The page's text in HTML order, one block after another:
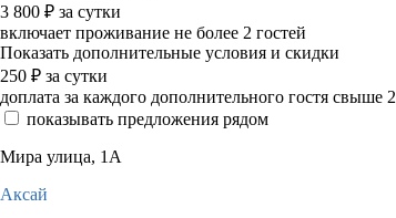
3 800 ₽ за сутки
включает проживание не более 2 гостей
Показать дополнительные условия и скидки
250 ₽ за сутки
доплата за каждого дополнительного гостя свыше 2
показывать предложения рядом
Мира улица, 1А
Аксай